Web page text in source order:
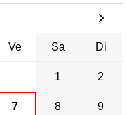
Ve Sa Di
1 2
7 8 9